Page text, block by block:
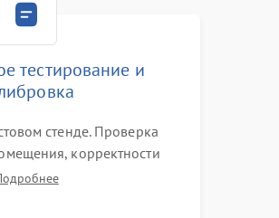
тестирование и
стенде. Проверка
корректности
Оценка силы